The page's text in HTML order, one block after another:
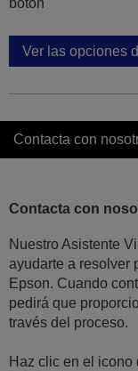
botón
Ver las opciones
Contacta con
Contacta con
Nuestro Asistente
ayudarte a resolver
Epson. Cuando
pedirá que
través del proceso.
Haz clic en el